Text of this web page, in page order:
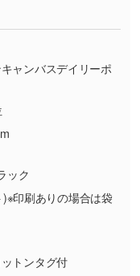
刷したい／印
プの指定や、
ります。→
ー部分だけを
たいキャラク
るデータは切
て
場合、または
場合
換依頼(商
)
～
ャンバスデイリーポ
ック
印刷ありの場合は袋
トンタグ付